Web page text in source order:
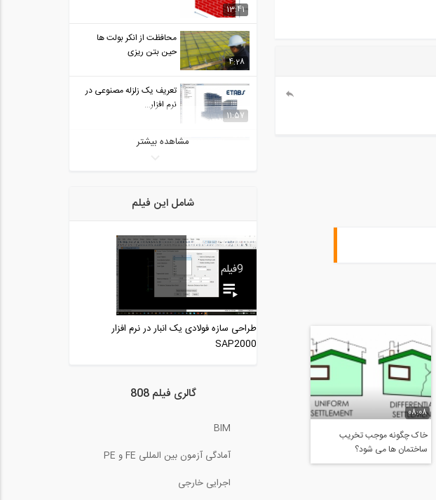
08:08
خاک چگونه موجب تخریب
ساختمان ها می شود؟
13:41
4:28
محافظت از انکر بولت ها
حین بتن ریزی
11:57
تعریف یک زلزله مصنوعی در
نرم افزار...
روش پرینت گرفتن در نرم
مدل سازی یک ساختمان
تجاری در نرم افزار...
11:28
تخصیص بارهای لرزه ای و
ترکیب بارها در...
9:05
آنالیز و طراحی در نرم افزار
ETABS 2015
15:02
25:28
آنالیز تاریخچه زمانی در نرم
مشاهده بیشتر
شامل این فیلم
طراحی سازه فولادی یک انبار در نرم افزار
SAP2000
9فیلم
گالری فیلم 808
BIM
آمادگی آزمون بین المللی FE و PE
اجرایی خارجی